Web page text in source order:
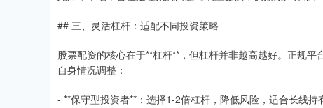
## 三、灵活杠杆：适配不同投资策略
股票配资的核心在于**杠杆**，但杠杆并非越高越好。正规
自身情况调整：
- **保守型投资者**：选择1-2倍杠杆，降低风险，适合长线持